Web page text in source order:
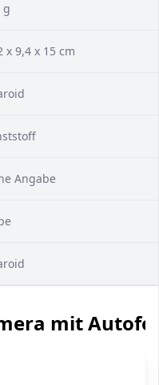
g
x 9,4 x 15 cm
Angabe
mit